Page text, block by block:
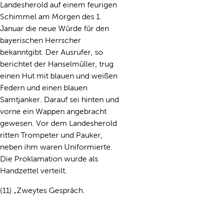
Landesherold auf einem feurigen
Schimmel am Morgen des 1.
Januar die neue Würde für den
bayerischen Herrscher
bekanntgibt. Der Ausrufer, so
berichtet der Hanselmüller, trug
einen Hut mit blauen und weißen
Federn und einen blauen
Samtjanker. Darauf sei hinten und
vorne ein Wappen angebracht
gewesen. Vor dem Landesherold
ritten Trompeter und Pauker,
neben ihm waren Uniformierte.
Die Proklamation wurde als
Handzettel verteilt.
(11) „Zweytes Gespräch.